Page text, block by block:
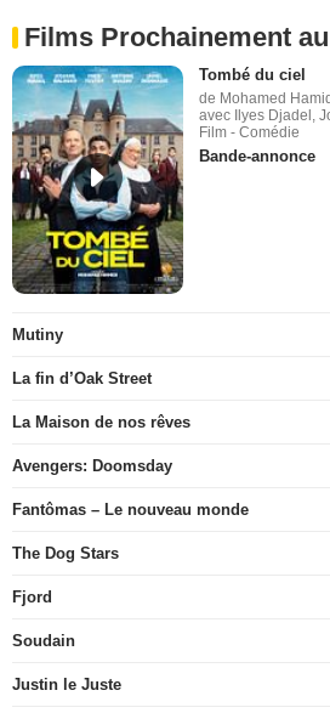
Films Prochainement
Tombé du ciel
de Mohamed
avec Ilyes Djadel,
Film - Comédie
Bande-annonce
Mutiny
La fin d’Oak Street
La Maison de nos rêves
Avengers: Doomsday
Fantômas – Le nouveau monde
The Dog Stars
Fjord
Soudain
Justin le Juste